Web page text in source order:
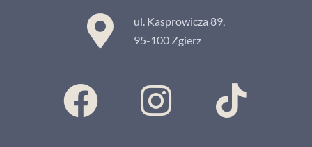
ul. Kasprowicza 89,
95-100 Zgierz